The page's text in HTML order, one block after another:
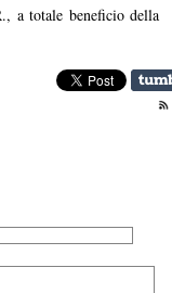
a totale beneficio della